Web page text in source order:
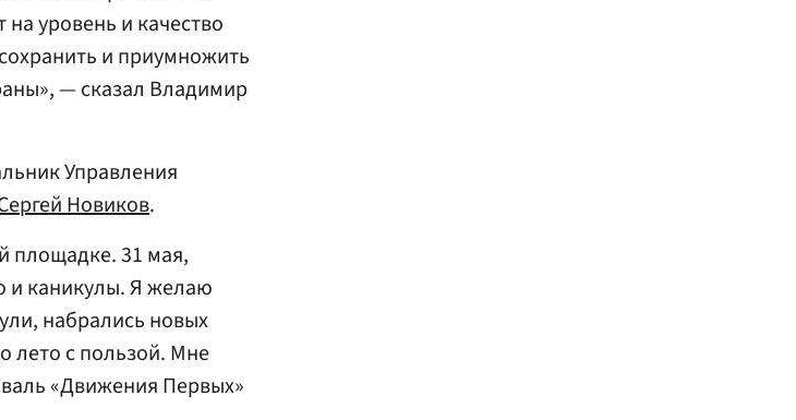
уровень и качество
и приумножить
— сказал Владимир
Управления
Новиков.
площадке. 31 мая,
и каникулы. Я желаю
набрались новых
лето с пользой. Мне
«Движения Первых»